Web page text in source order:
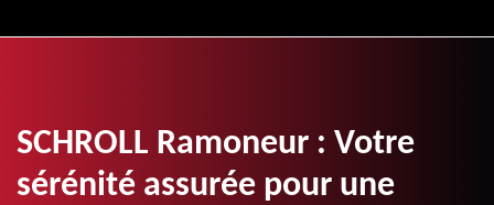
SCHROLL Ramoneur : Votre
sérénité assurée pour une